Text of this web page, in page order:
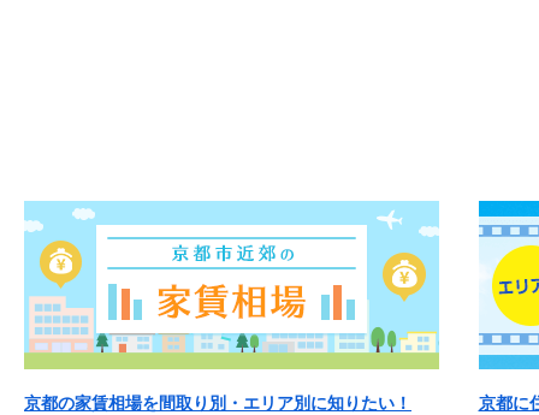
京都の家賃相場を間取り別・エリア別に知りたい！
京都に